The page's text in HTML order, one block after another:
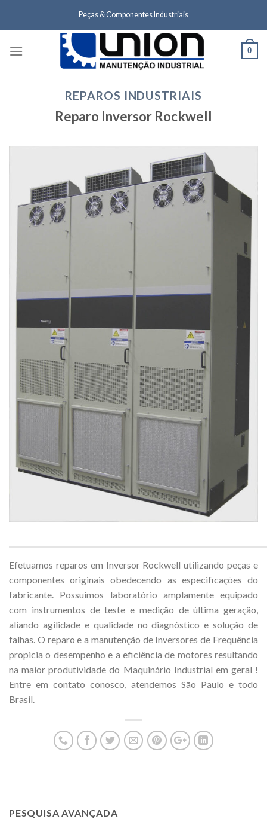
Peças & Componentes Industriais
0
REPAROS INDUSTRIAIS
Reparo Inversor Rockwell
Efetuamos reparos em Inversor Rockwell utilizando peças e
componentes originais obedecendo as especificações do
fabricante. Possuímos laboratório amplamente equipado
com instrumentos de teste e medição de última geração,
aliando agilidade e qualidade no diagnóstico e solução de
falhas. O reparo e a manutenção de Inversores de Frequência
propicia o desempenho e a eficiência de motores resultando
na maior produtividade do Maquinário Industrial em geral !
Entre em contato conosco, atendemos São Paulo e todo
Brasil.
PESQUISA AVANÇADA